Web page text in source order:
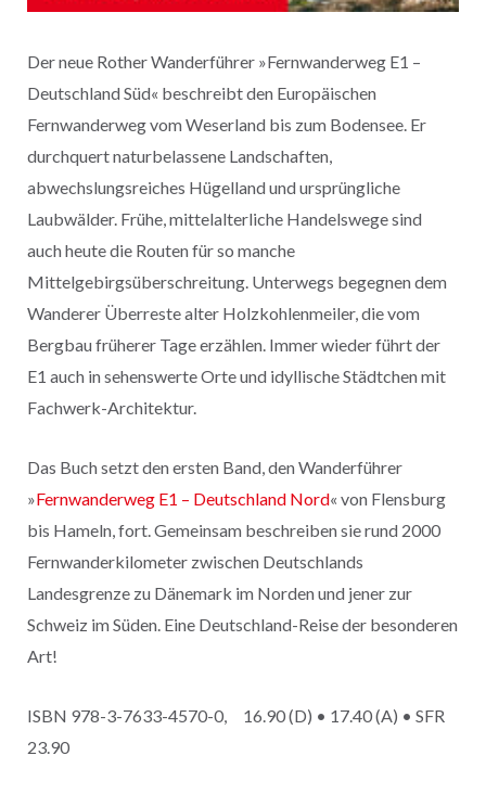
Der neue Rother Wanderführer »Fernwanderweg E1 –
Deutschland Süd« beschreibt den Europäischen
Fernwanderweg vom Weserland bis zum Bodensee. Er
durchquert naturbelassene Landschaften,
abwechslungsreiches Hügelland und ursprüngliche
Laubwälder. Frühe, mittelalterliche Handelswege sind
auch heute die Routen für so manche
Mittelgebirgsüberschreitung. Unterwegs begegnen dem
Wanderer Überreste alter Holzkohlenmeiler, die vom
Bergbau früherer Tage erzählen. Immer wieder führt der
E1 auch in sehenswerte Orte und idyllische Städtchen mit
Fachwerk-Architektur.
Das Buch setzt den ersten Band, den Wanderführer
»Fernwanderweg E1 – Deutschland Nord« von Flensburg
bis Hameln, fort. Gemeinsam beschreiben sie rund 2000
Fernwanderkilometer zwischen Deutschlands
Landesgrenze zu Dänemark im Norden und jener zur
Schweiz im Süden. Eine Deutschland-Reise der besonderen
Art!
ISBN 978-3-7633-4570-0, 16.90 (D) • 17.40 (A) • SFR
23.90